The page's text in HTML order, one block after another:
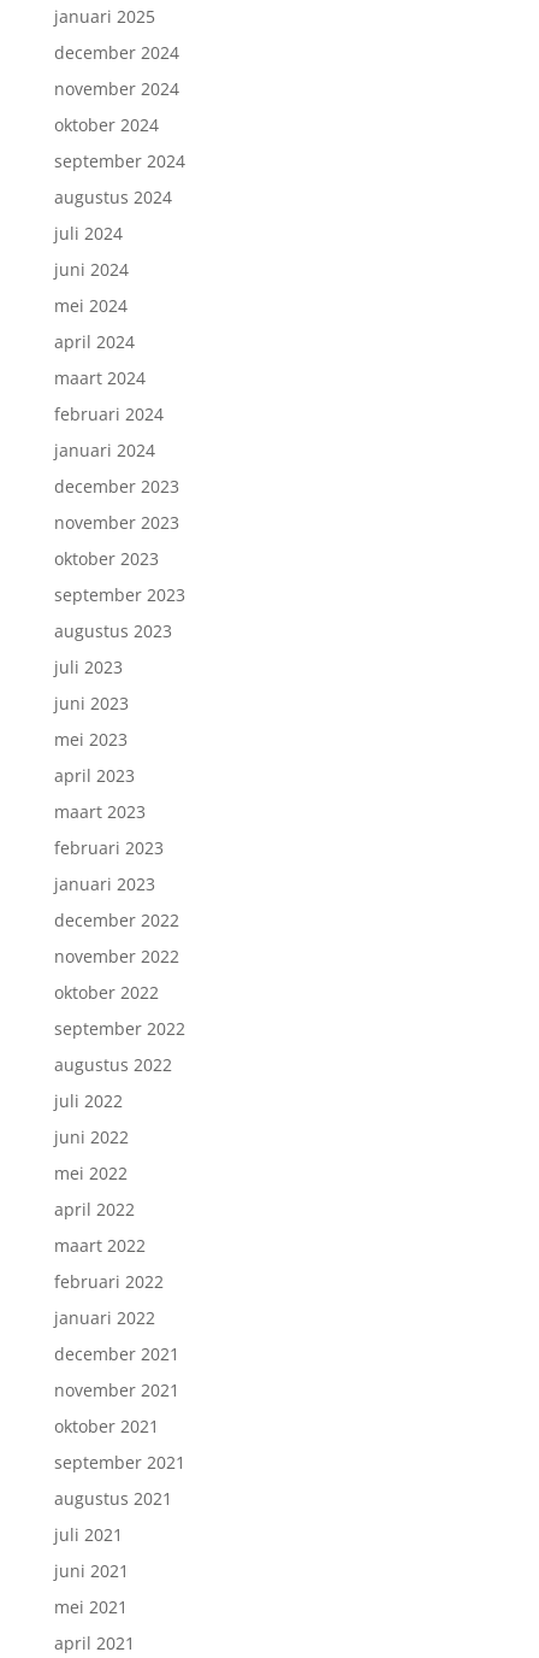
januari 2025
december 2024
november 2024
oktober 2024
september 2024
augustus 2024
juli 2024
juni 2024
mei 2024
april 2024
maart 2024
februari 2024
januari 2024
december 2023
november 2023
oktober 2023
september 2023
augustus 2023
juli 2023
juni 2023
mei 2023
april 2023
maart 2023
februari 2023
januari 2023
december 2022
november 2022
oktober 2022
september 2022
augustus 2022
juli 2022
juni 2022
mei 2022
april 2022
maart 2022
februari 2022
januari 2022
december 2021
november 2021
oktober 2021
september 2021
augustus 2021
juli 2021
juni 2021
mei 2021
april 2021